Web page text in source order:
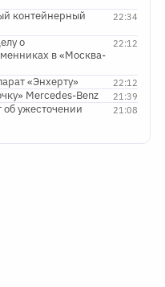
22:34
контейнерный
22:12
о
в «Москва-
22:12
«Энхерту»
21:39
Mercedes-Benz
21:08
ужесточении